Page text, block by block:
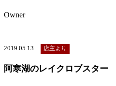
Owner
2019.05.13 店主より
阿寒湖のレイクロブスター